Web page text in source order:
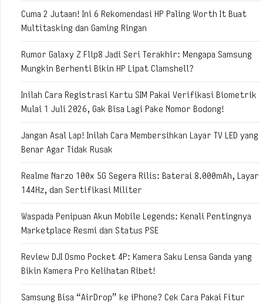
Cuma 2 Jutaan! Ini 6 Rekomendasi HP Paling Worth It Buat
Multitasking dan Gaming Ringan
Rumor Galaxy Z Flip8 Jadi Seri Terakhir: Mengapa Samsung
Mungkin Berhenti Bikin HP Lipat Clamshell?
Inilah Cara Registrasi Kartu SIM Pakai Verifikasi Biometrik
Mulai 1 Juli 2026, Gak Bisa Lagi Pake Nomor Bodong!
Jangan Asal Lap! Inilah Cara Membersihkan Layar TV LED yang
Benar Agar Tidak Rusak
Realme Narzo 100x 5G Segera Rilis: Baterai 8.000mAh, Layar
144Hz, dan Sertifikasi Militer
Waspada Penipuan Akun Mobile Legends: Kenali Pentingnya
Marketplace Resmi dan Status PSE
Review DJI Osmo Pocket 4P: Kamera Saku Lensa Ganda yang
Bikin Kamera Pro Kelihatan Ribet!
Samsung Bisa “AirDrop” ke iPhone? Cek Cara Pakai Fitur